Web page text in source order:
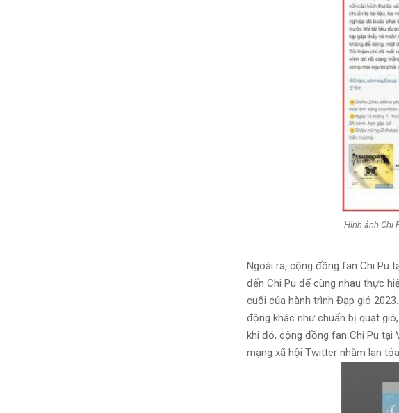
Hình ảnh Chi
Ngoài ra, cộng đồng fan Chi Pu
đến Chi Pu để cùng nhau thực
cuối của hành trình Đạp gió
động khác như chuẩn bị quạt
khi đó, cộng đồng fan Chi Pu tại
mạng xã hội Twitter nhằm lan